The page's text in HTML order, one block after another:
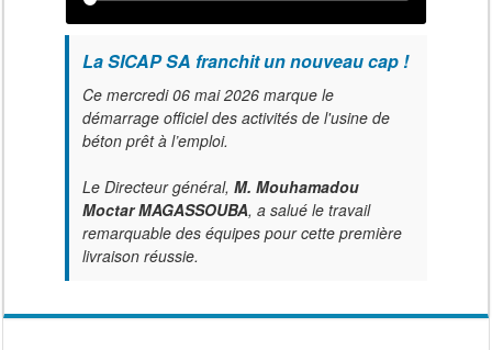
La SICAP SA franchit un nouveau cap !
Ce mercredi 06 mai 2026 marque le
démarrage officiel des activités de l'usine de
béton prêt à l’emploi.
Le Directeur général, M. Mouhamadou
Moctar MAGASSOUBA, a salué le travail
remarquable des équipes pour cette première
livraison réussie.